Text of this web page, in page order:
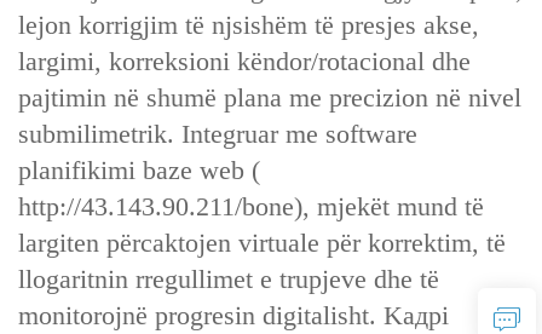
lejon korrigjim të njsishëm të presjes akse,
largimi, korreksioni këndor/rotacional dhe
pajtimin në shumë plana me precizion në nivel
submilimetrik. Integruar me software
planifikimi baze web (
http://43.143.90.211/bone), mjekët mund të
largiten përcaktojen virtuale për korrektim, të
llogaritnin rregullimet e trupjeve dhe të
monitorojnë progresin digitalisht. Kадрі